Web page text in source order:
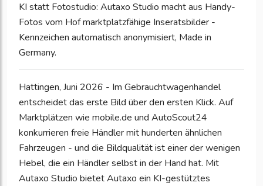
KI statt Fotostudio: Autaxo Studio macht aus Handy-
Fotos vom Hof marktplatzfähige Inseratsbilder -
Kennzeichen automatisch anonymisiert, Made in
Germany.
Hattingen, Juni 2026 - Im Gebrauchtwagenhandel
entscheidet das erste Bild über den ersten Klick. Auf
Marktplätzen wie mobile.de und AutoScout24
konkurrieren freie Händler mit hunderten ähnlichen
Fahrzeugen - und die Bildqualität ist einer der wenigen
Hebel, die ein Händler selbst in der Hand hat. Mit
Autaxo Studio bietet Autaxo ein KI-gestütztes